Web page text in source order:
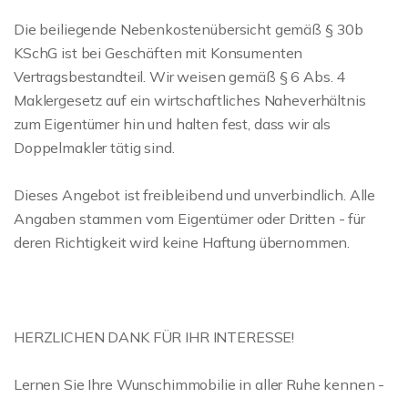
Die beiliegende Nebenkostenübersicht gemäß § 30b
KSchG ist bei Geschäften mit Konsumenten
Vertragsbestandteil. Wir weisen gemäß § 6 Abs. 4
Maklergesetz auf ein wirtschaftliches Naheverhältnis
zum Eigentümer hin und halten fest, dass wir als
Doppelmakler tätig sind.
Dieses Angebot ist freibleibend und unverbindlich. Alle
Angaben stammen vom Eigentümer oder Dritten - für
deren Richtigkeit wird keine Haftung übernommen.
HERZLICHEN DANK FÜR IHR INTERESSE!
Lernen Sie Ihre Wunschimmobilie in aller Ruhe kennen -